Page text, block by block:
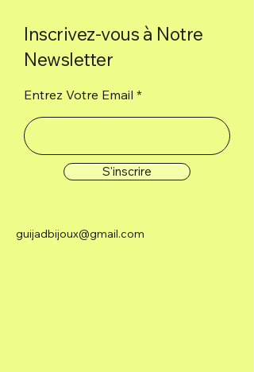
Inscrivez-vous à Notre
Newsletter
Entrez Votre Email
S'inscrire
guijadbijoux@gmail.com